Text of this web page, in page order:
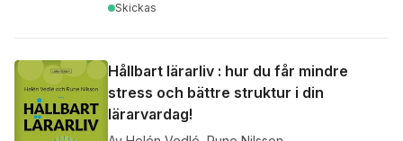
Skickas
Hållbart lärarliv : hur du får mindre
stress och bättre struktur i din
lärarvardag!